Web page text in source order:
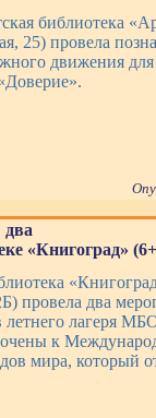
библиотека
25) провела
движения
«Книгоград»
провела два
летнего лагеря
к
мира, который